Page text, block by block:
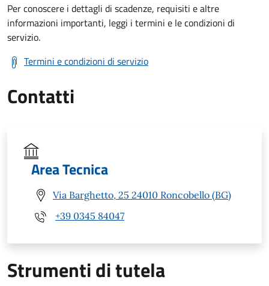
Per conoscere i dettagli di scadenze, requisiti e altre
informazioni importanti, leggi i termini e le condizioni di
servizio.
Termini e condizioni di servizio
Contatti
Area Tecnica
Via Barghetto, 25 24010 Roncobello (BG)
+39 0345 84047
Strumenti di tutela